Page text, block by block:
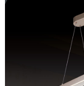
「AFTEE先享後付」，若
４．使用「AFTEE先享後
時審查核予不同之上限額
請求用戶進行身份認證。
５．嚴禁一人註冊多個帳
恩沛科技股份有限公司將